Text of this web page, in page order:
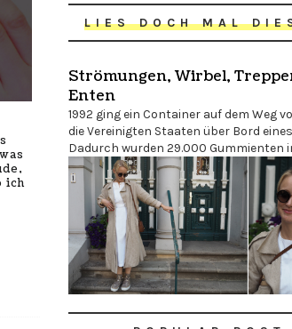
ich
LIES DOCH MAL
Strömungen, Wirbel,
Enten
1992 ging ein Container auf dem Weg
die Vereinigten Staaten über Bord
Dadurch wurden 29.000 Gummienten